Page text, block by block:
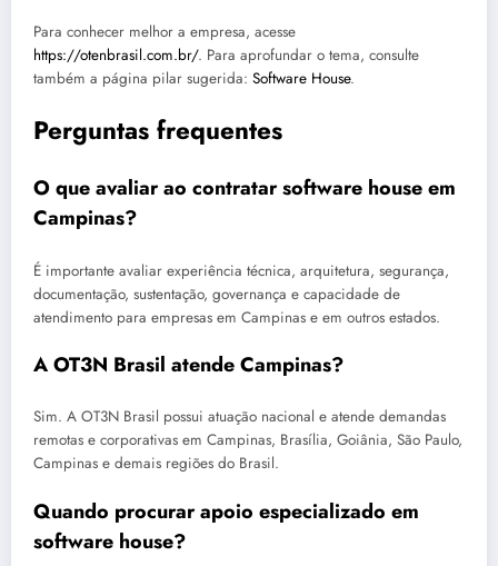
Para conhecer melhor a empresa, acesse
https://otenbrasil.com.br/. Para aprofundar o tema, consulte
também a página pilar sugerida: Software House.
Perguntas frequentes
O que avaliar ao contratar software house em
Campinas?
É importante avaliar experiência técnica, arquitetura, segurança,
documentação, sustentação, governança e capacidade de
atendimento para empresas em Campinas e em outros estados.
A OT3N Brasil atende Campinas?
Sim. A OT3N Brasil possui atuação nacional e atende demandas
remotas e corporativas em Campinas, Brasília, Goiânia, São Paulo,
Campinas e demais regiões do Brasil.
Quando procurar apoio especializado em
software house?